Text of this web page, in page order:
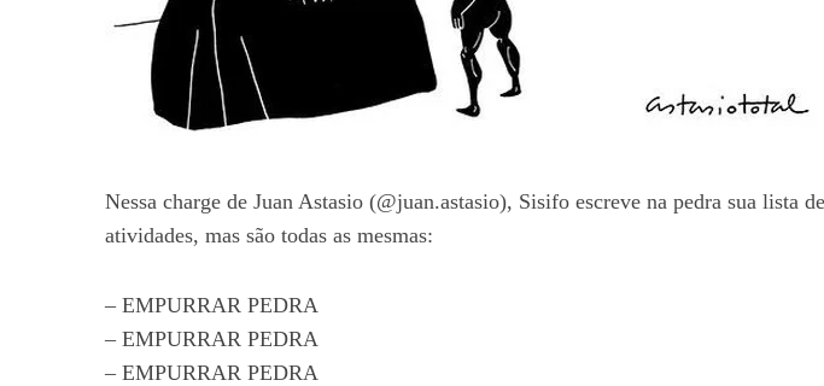
Nessa charge de Juan Astasio (@juan.astasio), Sisifo escreve na pedra sua lista
atividades, mas são todas as mesmas:
– EMPURRAR PEDRA
– EMPURRAR PEDRA
– EMPURRAR PEDRA